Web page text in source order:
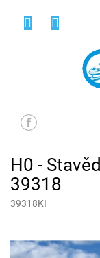
H0 -
39318
39318KI